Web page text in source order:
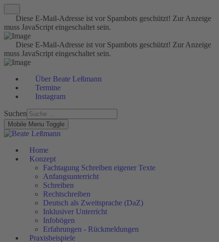
Diese E-Mail-Adresse ist vor Spambots geschützt! Zur Anzeige
muss JavaScript eingeschaltet sein.
Diese E-Mail-Adresse ist vor Spambots geschützt! Zur Anzeige
muss JavaScript eingeschaltet sein.
Über Beate Leßmann
Termine
Instagram
Suchen
Mobile Menu Toggle
Home
Konzept
Fachtagung Schreiben eigener Texte
Anfangsunterricht
Schreiben
Rechtschreiben
Deutsch als Zweitsprache (DaZ)
Inklusiver Unterricht
Infobögen
Erfahrungen - Rückmeldungen
Praxisbeispiele